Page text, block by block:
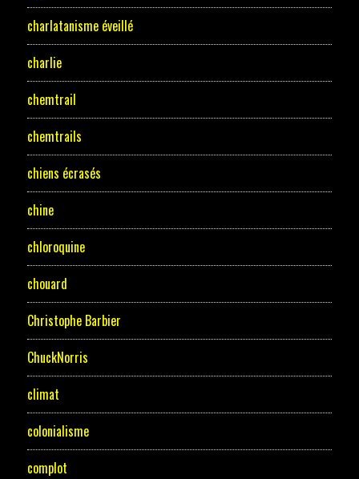
charlatanisme éveillé
charlie
chemtrail
chemtrails
chiens écrasés
chine
chloroquine
chouard
Christophe Barbier
ChuckNorris
climat
colonialisme
complot